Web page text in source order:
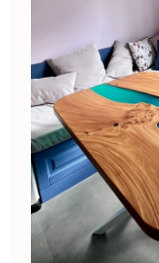
Этапы работы
Отзывы
Полезные статьи
FAQ
Меню
Каталог
О компании
Сотрудничество
Доставка и оплата
Статьи